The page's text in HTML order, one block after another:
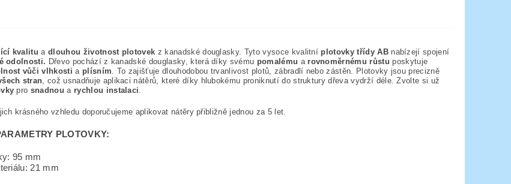
kvalitu adlouhou životnost plotovek z kanadské douglasky. Tyto vysoce kvalitní plotovky třídy ABnabízejí spojení
odolnosti. Dřevo pochází z kanadské douglasky, která díky svému pomalému a rovnoměrnému růstu poskytuje
vůči vlhkosti a plísním. To zajišťuje dlouhodobou trvanlivost plotů, zábradlí nebo zástěn. Plotovky jsou precizně
stran, což usnadňuje aplikaci nátěrů, které díky hlubokému proniknutí do struktury dřeva vydrží déle. Zvolte si už
pro snadnou a rychlou instalaci.
krásného vzhledu doporučujeme aplikovat nátěry přibližně jednou za 5 let.
PLOTOVKY:
95 mm
21 mm